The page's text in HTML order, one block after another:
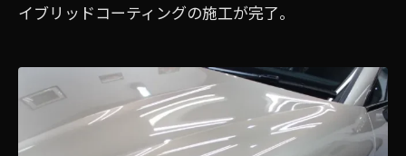
イブリッドコーティングの施工が完了。